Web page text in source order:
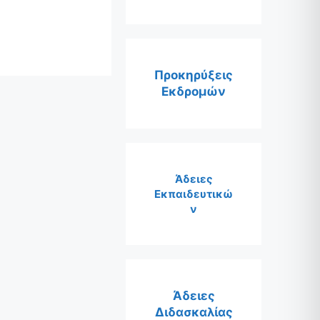
Προκηρύξεις
Εκδρομών
Άδειες
Εκπαιδευτικώ
ν
Άδειες
Διδασκαλίας